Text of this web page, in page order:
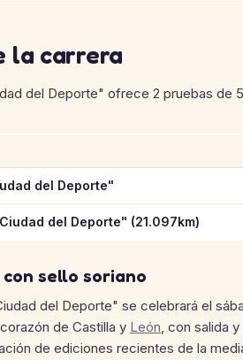
la carrera
del Deporte" ofrece 2 pruebas de
de Medio Maratón "Soria
del Deporte"
del Deporte" (21.097km)
sello soriano
del Deporte" se celebrará el
de Castilla y León, con salida
de ediciones recientes de la